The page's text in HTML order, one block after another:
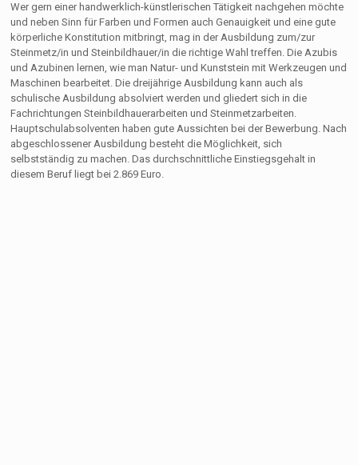
Wer gern einer handwerklich-künstlerischen Tätigkeit nachgehen möchte
und neben Sinn für Farben und Formen auch Genauigkeit und eine gute
körperliche Konstitution mitbringt, mag in der Ausbildung zum/zur
Steinmetz/in und Steinbildhauer/in die richtige Wahl treffen. Die Azubis
und Azubinen lernen, wie man Natur- und Kunststein mit Werkzeugen und
Maschinen bearbeitet. Die dreijährige Ausbildung kann auch als
schulische Ausbildung absolviert werden und gliedert sich in die
Fachrichtungen Steinbildhauerarbeiten und Steinmetzarbeiten.
Hauptschulabsolventen haben gute Aussichten bei der Bewerbung. Nach
abgeschlossener Ausbildung besteht die Möglichkeit, sich
selbstständig zu machen. Das durchschnittliche Einstiegsgehalt in
diesem Beruf liegt bei 2.869 Euro.